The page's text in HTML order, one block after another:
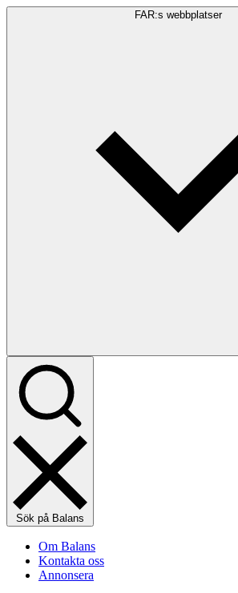
FAR:s webbplatser
Sök på Balans
Om Balans
Kontakta oss
Annonsera